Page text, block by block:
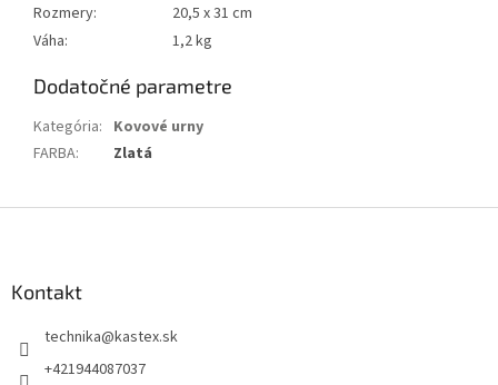
Rozmery:
20,5 x 31 cm
Váha:
1,2 kg
Dodatočné parametre
Kategória: Kovové urny
FARBA: Zlatá
Kontakt
technika@kastex.sk
+421944087037